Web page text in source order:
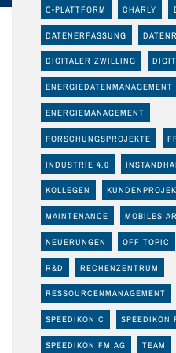
C-PLATTFORM CHARLY
DATENERFASSUNG
DIGITALER ZWILLING
ENERGIEDATENMANAGEMENT
ENERGIEMANAGEMENT
FORSCHUNGSPROJEKTE
INDUSTRIE 4.0
KOLLEGEN
MAINTENANCE MOBILES
NEUERUNGEN OFF TOPIC
R&D RECHENZENTRUM
RESSOURCENMANAGEMENT
SPEEDIKON C SPEEDIKON
SPEEDIKON FM AG TEAM